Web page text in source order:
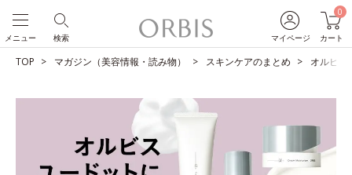
マイページ
0
カート
検索
メニュー
TOP マガジン（美容情報・読み物） スキンケアのまとめ オルビス